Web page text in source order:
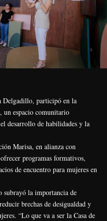
Delgadillo, participó en la
un espacio comunitario
desarrollo de habilidades y la
Marisa, en alianza con
programas formativos,
de encuentro para mujeres en
la importancia de
brechas de desigualdad y
“Lo que va a ser la Casa de